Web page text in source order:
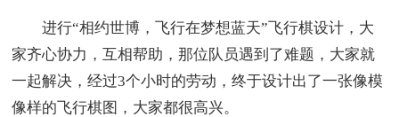
进行“相约世博，飞行在梦想蓝天”飞行棋设计，大
家齐心协力，互相帮助，那位队员遇到了难题，大家就
一起解决，经过3个小时的劳动，终于设计出了一张像模
像样的飞行棋图，大家都很高兴。